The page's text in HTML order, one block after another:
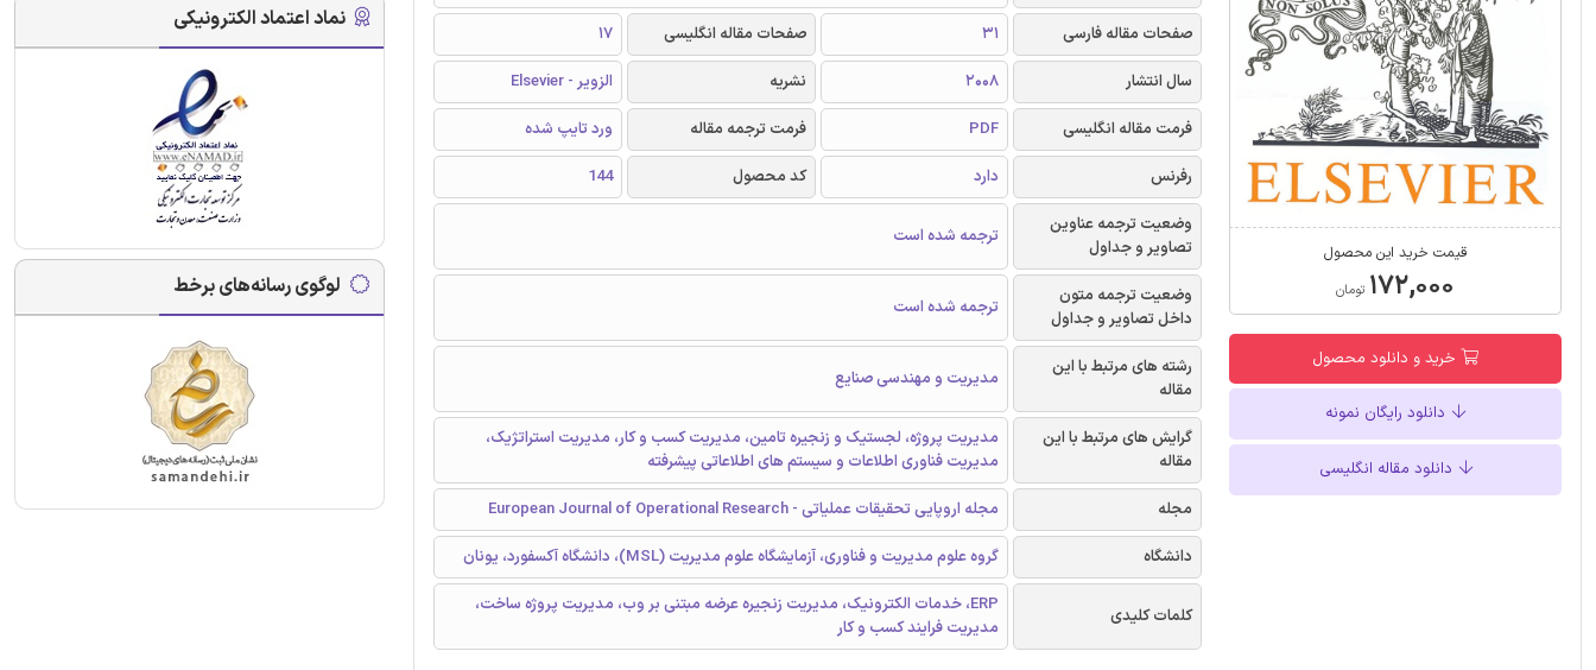
قیمت خرید این محصول
۱۷۲,۰۰۰ تومان
خرید و دانلود محصول
دانلود رایگان نمونه
دانلود مقاله انگلیسی
صفحات مقاله فارسی
31 صفحات مقاله انگلیسی
17
سال انتشار
2008 نشریه
الزویر - Elsevier
فرمت مقاله انگلیسی
PDF فرمت ترجمه مقاله
ورد تایپ شده
رفرنس
دارد کد محصول
144
وضعیت ترجمه عناوین
تصاویر و جداول
ترجمه شده است
وضعیت ترجمه متون
داخل تصاویر و جداول
ترجمه شده است
رشته های مرتبط با این
مقاله
مدیریت و مهندسی صنایع
گرایش های مرتبط با این
مقاله
مدیریت پروژه، لجستیک و زنجیره تامین، مدیریت کسب و کار، مدیریت استراتژیک،
مدیریت فناوری اطلاعات و سیستم های اطلاعاتی پیشرفته
مجله
مجله اروپایی تحقیقات عملیاتی - European Journal of Operational Research
دانشگاه
گروه علوم مدیریت و فناوری، آزمایشگاه علوم مدیریت (MSL)، دانشگاه آکسفورد، یونان
کلمات کلیدی
ERP، خدمات الکترونیک، مدیریت زنجیره عرضه مبتنی بر وب، مدیریت پروژه ساخت،
مدیریت فرایند کسب‌ و کار
نماد اعتماد الکترونیکی
لوگوی رسانه‌های برخط